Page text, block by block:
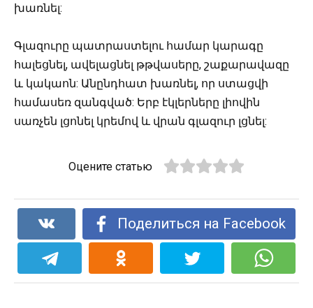
խառնել:
Գլազուրը պատրաստելու համար կարագը
հալեցնել, ավելացնել թթվասերը, շաքարավազը
և կակաոն: Անընդհատ խառնել, որ ստացվի
համասեռ զանգված: Երբ էկլերները լիովին
սառչեն լցոնել կրեմով և վրան գլազուր լցնել:
Оцените статью
Поделиться на Facebook